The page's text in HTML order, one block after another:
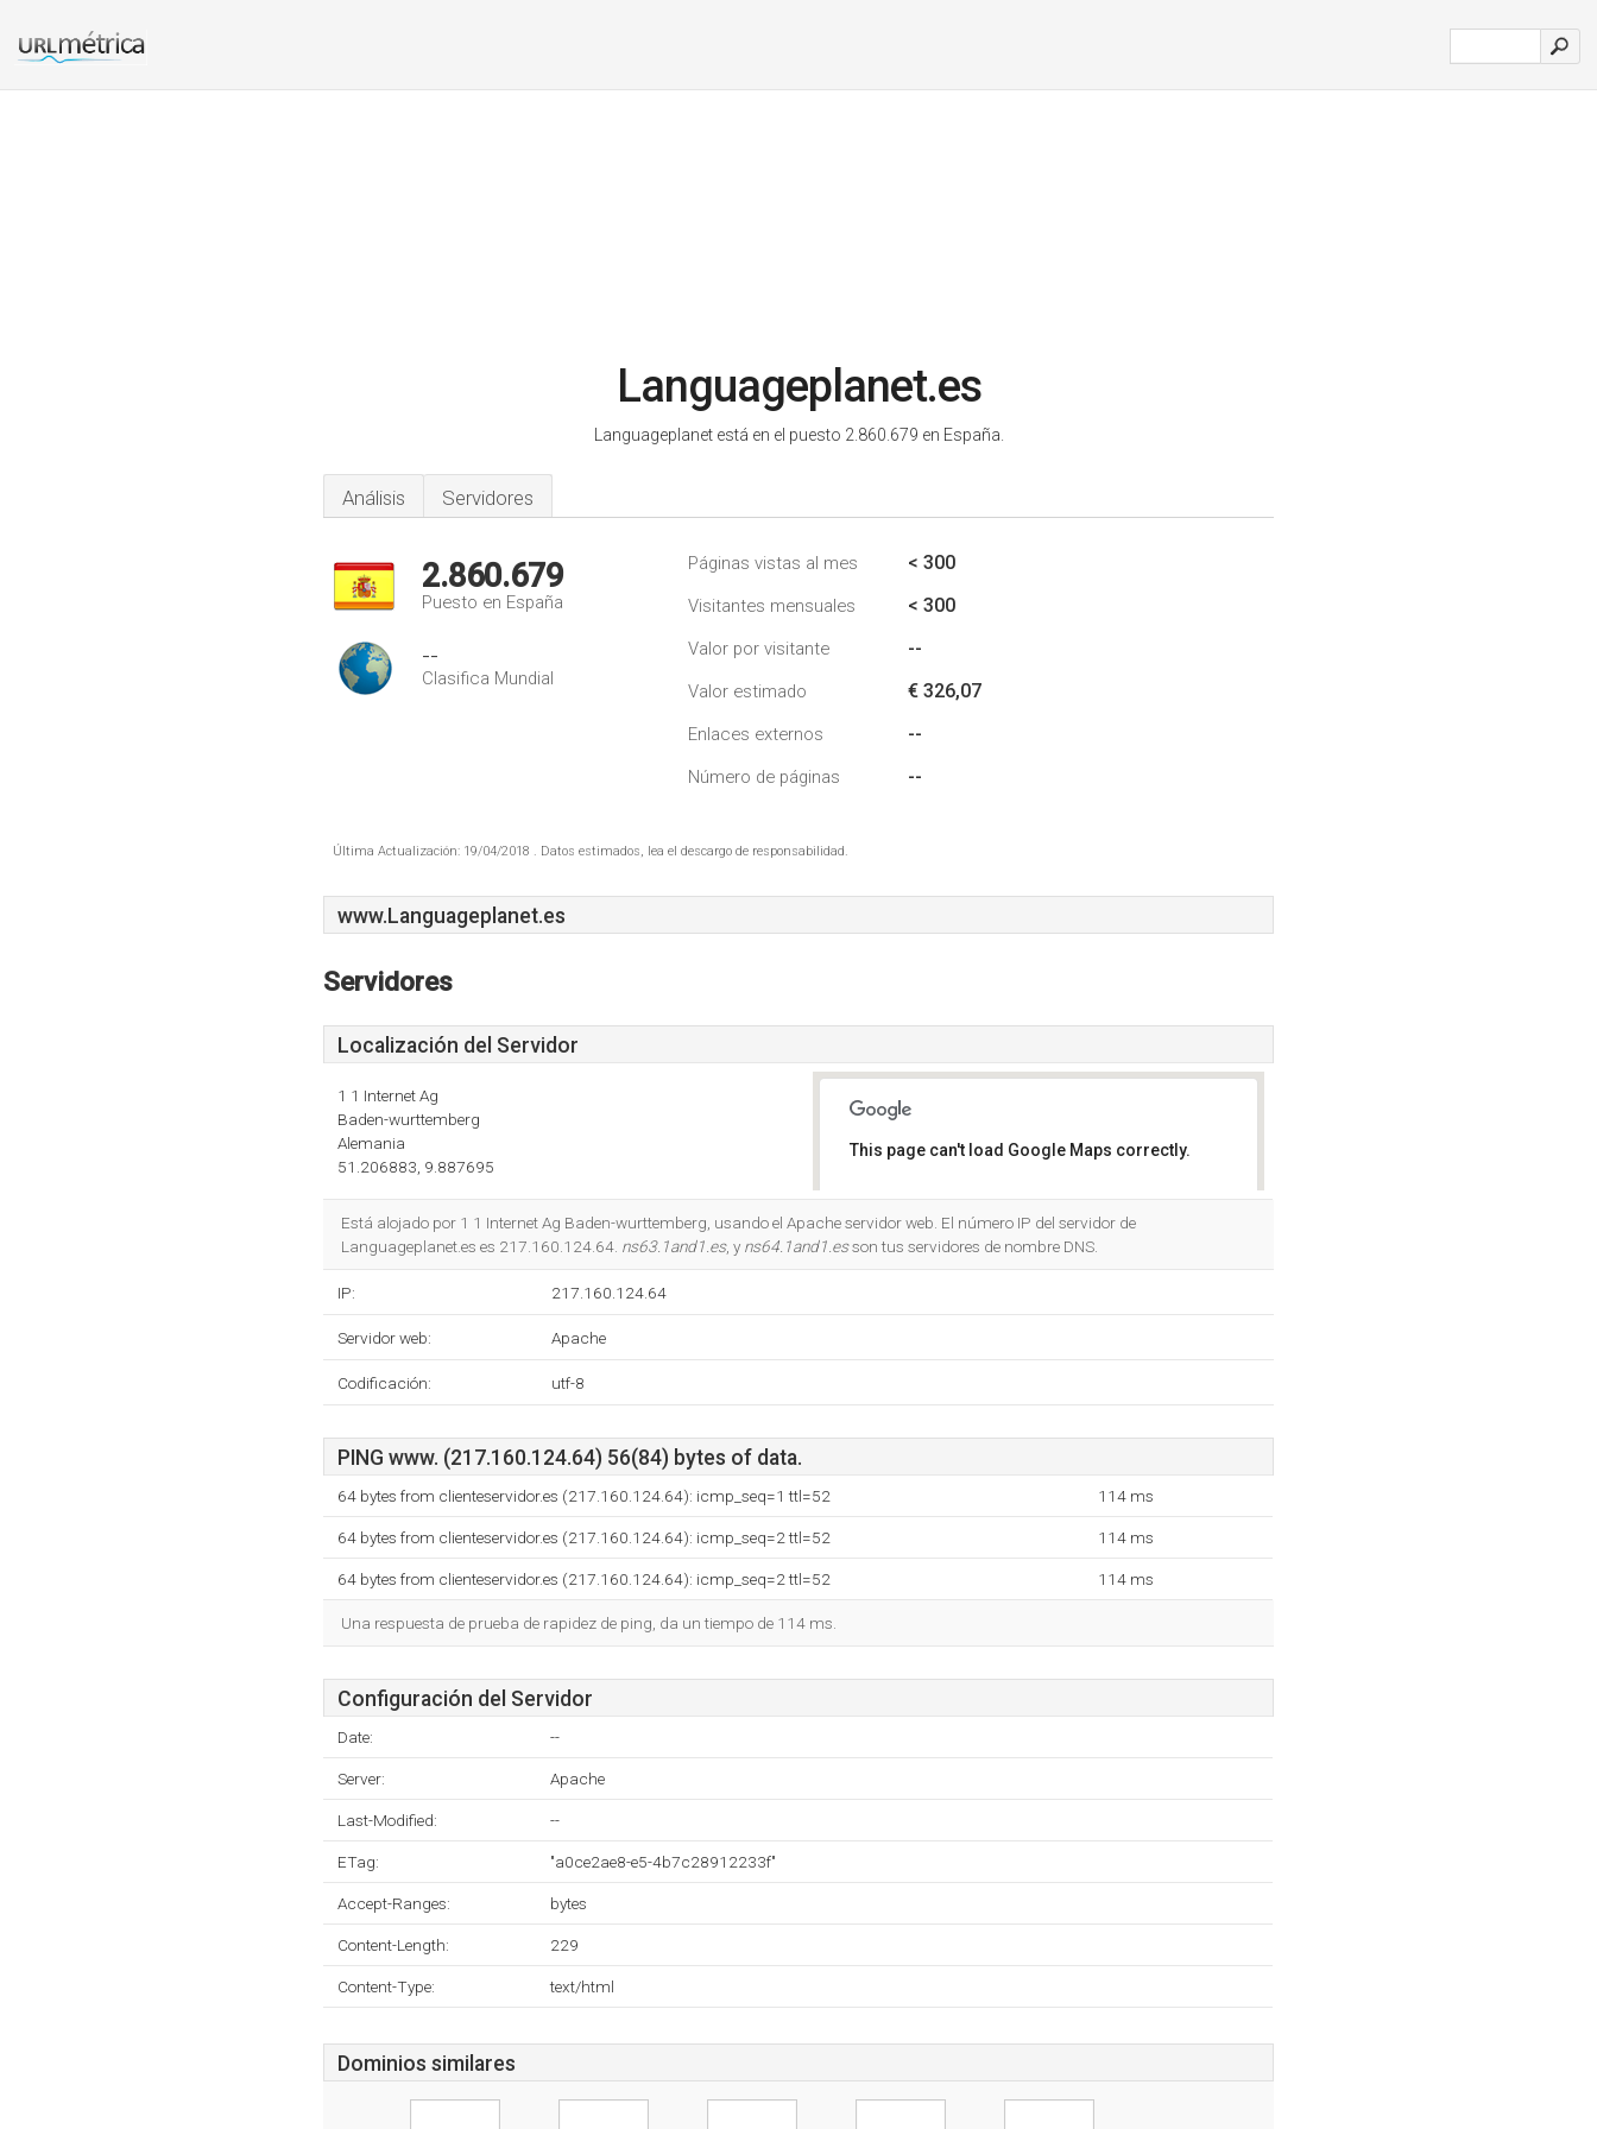
Languageplanet.es
Languageplanet está en el puesto 2.860.679 en España.
Análisis Servidores
2.860.679
Puesto en España
--
Clasifica Mundial
Páginas vistas al mes < 300
Visitantes mensuales < 300
Valor por visitante --
Valor estimado € 326,07
Enlaces externos --
Número de páginas --
Última Actualización: 19/04/2018 . Datos estimados, lea el descargo de responsabilidad.
www.Languageplanet.es
Servidores
Localización del Servidor
1 1 Internet Ag
Baden-wurttemberg
Alemania
51.206883, 9.887695
This page can't load Google Maps correctly.
Está alojado por 1 1 Internet Ag Baden-wurttemberg, usando el Apache servidor web. El número IP del servidor de
Languageplanet.es es 217.160.124.64. ns63.1and1.es, y ns64.1and1.esson tus servidores de nombre DNS.
IP: 217.160.124.64
Servidor web: Apache
Codificación: utf-8
PING www. (217.160.124.64) 56(84) bytes of data.
64 bytes from clienteservidor.es (217.160.124.64): icmp_seq=1 ttl=52 114 ms
64 bytes from clienteservidor.es (217.160.124.64): icmp_seq=2 ttl=52 114 ms
64 bytes from clienteservidor.es (217.160.124.64): icmp_seq=2 ttl=52 114 ms
Una respuesta de prueba de rapidez de ping, da un tiempo de 114 ms.
Configuración del Servidor
Date: --
Server: Apache
Last-Modified: --
ETag: "a0ce2ae8-e5-4b7c28912233f"
Accept-Ranges: bytes
Content-Length: 229
Content-Type: text/html
Dominios similares